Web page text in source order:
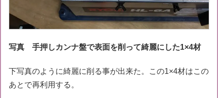
写真 手押しカンナ盤で表面を削って綺麗にした1×4材
下写真のように綺麗に削る事が出来た。この1×4材はこの
あとで再利用する。